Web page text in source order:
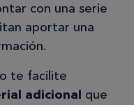
con una serie
aportar una
te facilite
adicional que